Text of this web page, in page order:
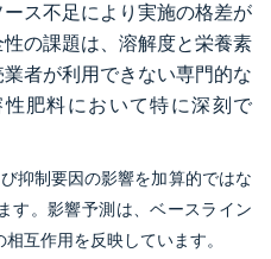
ス不足により実施の格差が
の課題は、溶解度と栄養素
者が利用できない専門的な
肥料において特に深刻で
抑制要因の影響を加算的ではな
す。影響予測は、ベースライン
互作用を反映しています。